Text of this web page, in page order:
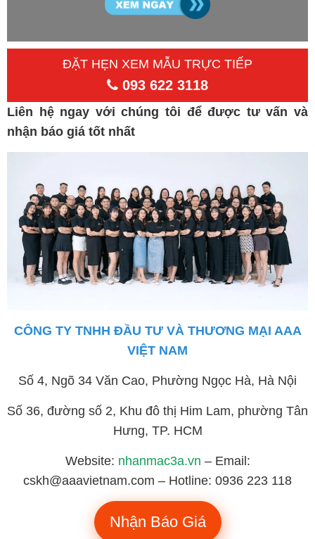
ĐẶT HẸN XEM MẪU TRỰC TIẾP
093 622 3118
Liên hệ ngay với chúng tôi để được tư vấn và
nhận báo giá tốt nhất
CÔNG TY TNHH ĐẦU TƯ VÀ THƯƠNG MẠI AAA
VIỆT NAM
Số 4, Ngõ 34 Văn Cao, Phường Ngọc Hà, Hà Nội
Số 36, đường số 2, Khu đô thị Him Lam, phường Tân
Hưng, TP. HCM
Website: nhanmac3a.vn – Email:
cskh@aaavietnam.com – Hotline: 0936 223 118
Nhận Báo Giá